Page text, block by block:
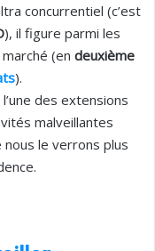
concurrentiel (c’est
), il figure parmi les
(en deuxième
).
des extensions
malveillantes
nous le verrons plus